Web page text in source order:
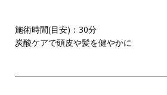
施術時間(目安)：30分
炭酸ケアで頭皮や髪を健やかに